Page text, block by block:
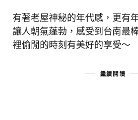
有著老屋神秘的年代感，更有
讓人朝氣蓬勃，感受到台南最
裡偷閒的時刻有美好的享受～
繼續閱讀